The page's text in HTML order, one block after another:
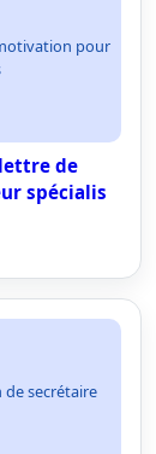
pour
de
spécialis
secrétaire